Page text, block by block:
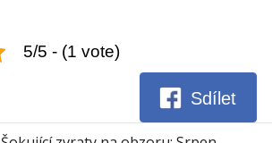
5/5 - (1 vote)
Sdílet